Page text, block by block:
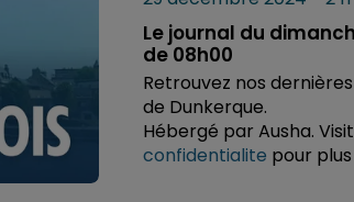
Le journal du
de 08h00
Retrouvez nos
de Dunkerque.
Hébergé par Ausha.
confidentialite pour